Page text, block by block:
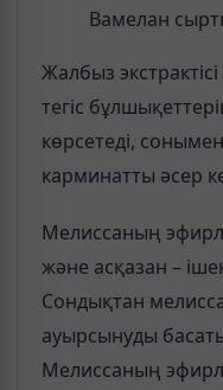
Вамелан
Жалбыз
тегіс
көрсетеді,
карминатты әсер
Мелиссаның
және асқазан –
Сондықтан
ауырсынуды
Мелиссаның